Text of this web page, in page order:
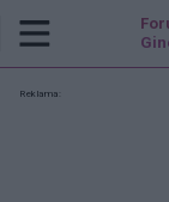
Reklama: